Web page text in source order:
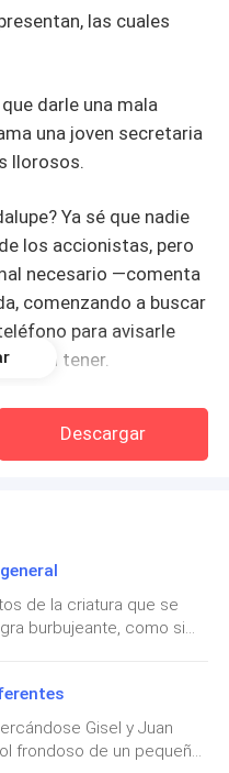
las cuales
darle una mala
una joven secretaria
llorosos.
Ya sé que nadie
los accionistas, pero
necesario —comenta
comenzando a buscar
para avisarle
tener.
terrible accidente de
en el acto por el
no le entendió
—balbucea la mujer
a apoderarse de
alrededor hasta lograr
Descargar
de la criatura que se
burbujeante, como si
sudo muy diferente.
sorprenderle, no es
sabe bien
en mantenerlo con
Gisel y Juan
frondoso de un pequeño